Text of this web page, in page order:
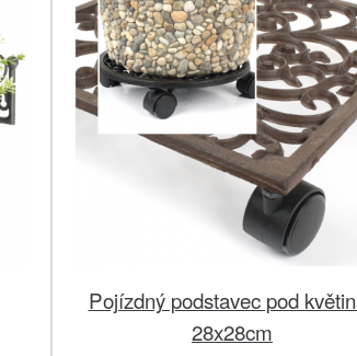
Pojízdný podstavec pod
28x28cm